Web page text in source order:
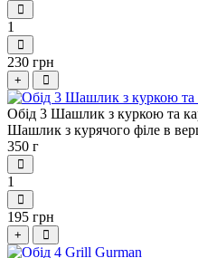
1
230 грн
+
Обід 3 Шашлик з куркою та
Шашлик з курячого філе в
350 г
1
195 грн
+